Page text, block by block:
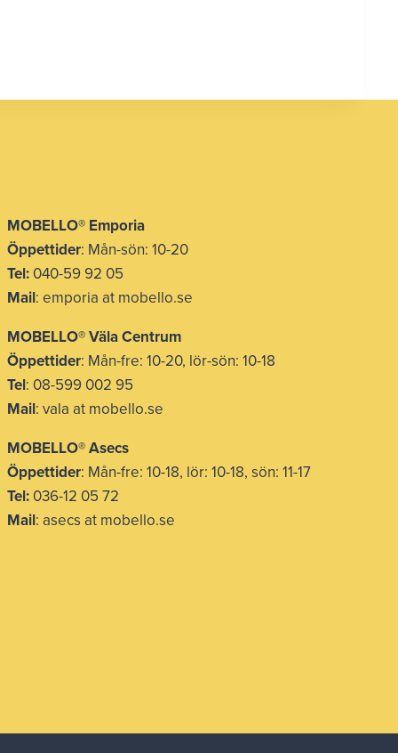
MOBELLO® Emporia
Öppettider: Mån-sön: 10-20
Tel: 040-59 92 05
Mail: emporia at mobello.se
MOBELLO® Väla Centrum
Öppettider: Mån-fre: 10-20, lör-sön: 10-18
Tel: 08-599 002 95
Mail: vala at mobello.se
MOBELLO® Asecs
Öppettider: Mån-fre: 10-18, lör: 10-18, sön: 11-17
Tel: 036-12 05 72
Mail: asecs at mobello.se